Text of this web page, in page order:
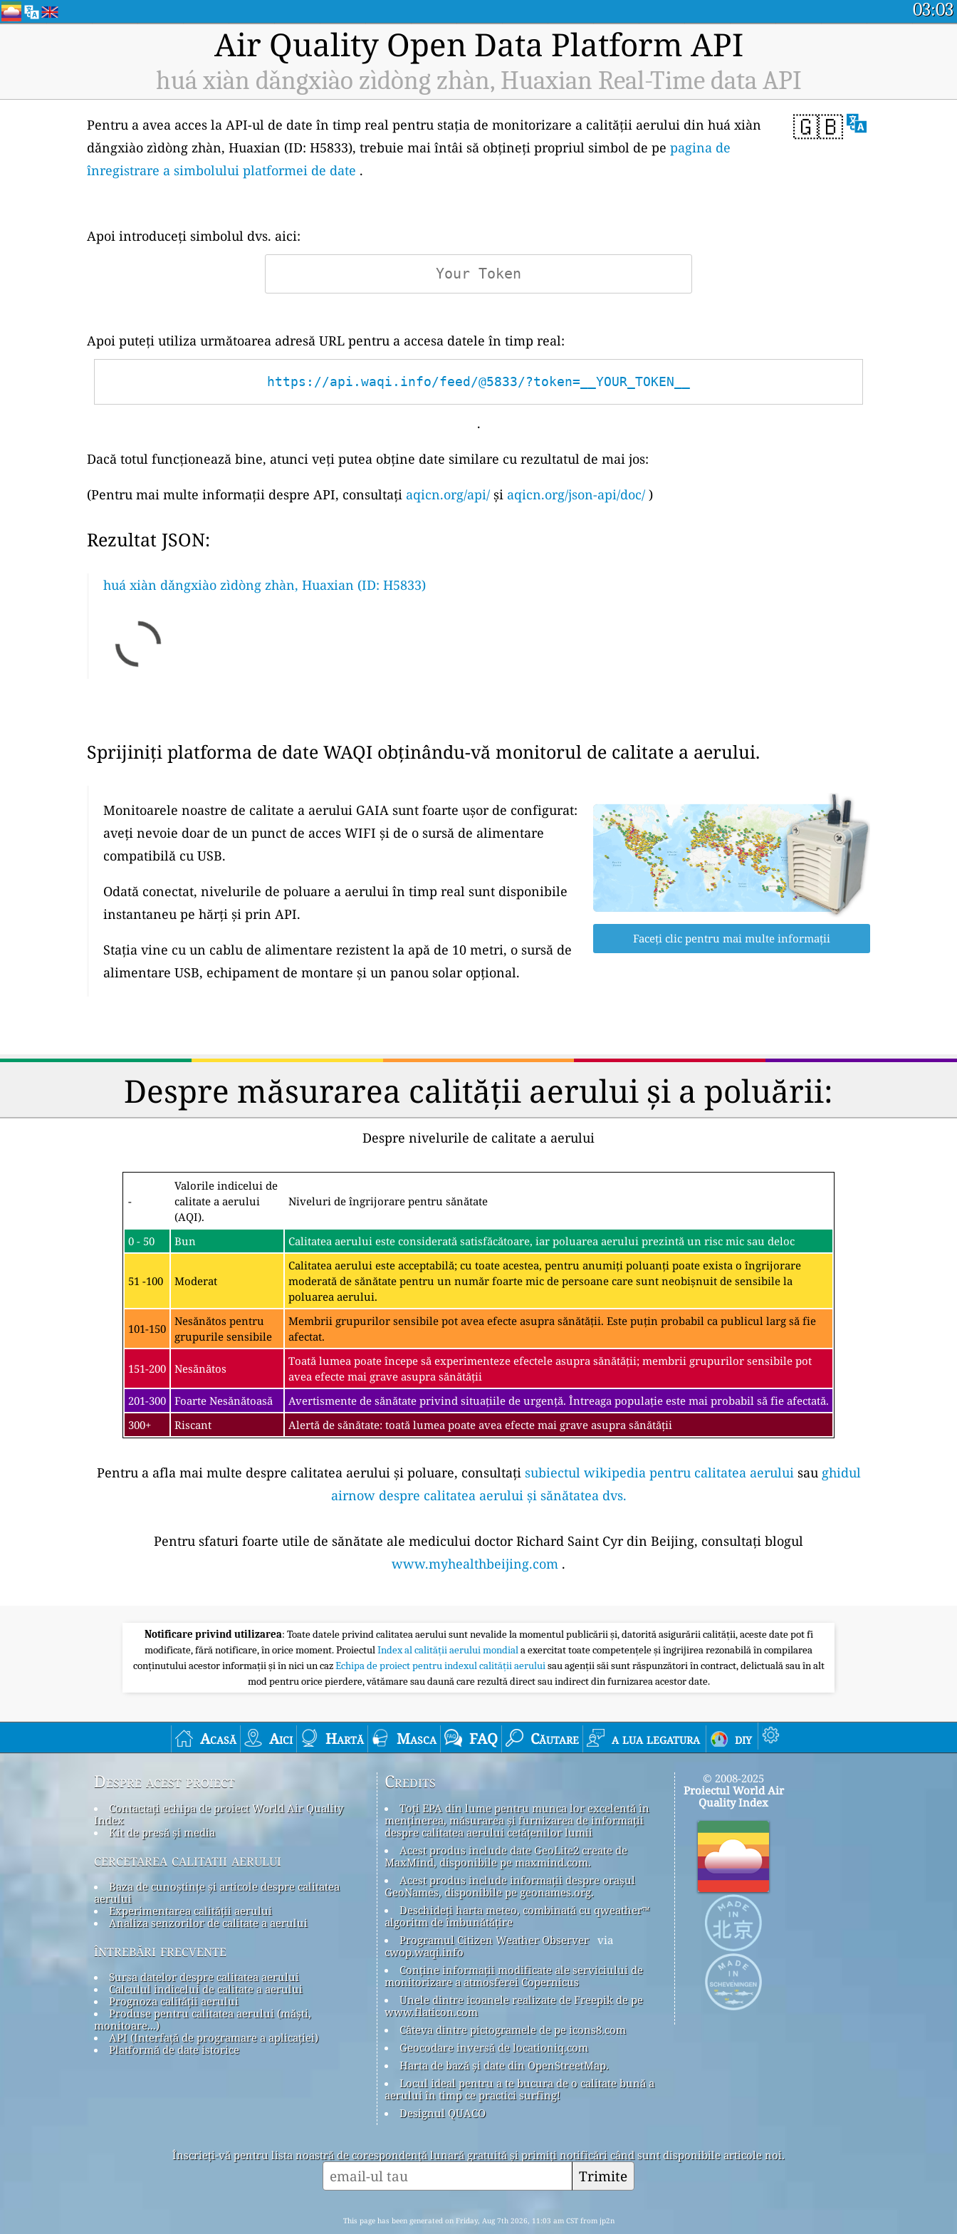
03:03
Air Quality Open Data Platform API
huá xiàn dǎngxiào zìdòng zhàn, Huaxian Real-Time data API
🇬🇧
Pentru a avea acces la API-ul de date în timp real pentru stația de monitorizare a calității aerului din huá xiàn
dǎngxiào zìdòng zhàn, Huaxian (ID: H5833), trebuie mai întâi să obțineți propriul simbol de pe pagina de
înregistrare a simbolului platformei de date .
Apoi introduceți simbolul dvs. aici:
Apoi puteți utiliza următoarea adresă URL pentru a accesa datele în timp real:
https://api.waqi.info/feed/@5833/?token=__YOUR_TOKEN__
.
Dacă totul funcționează bine, atunci veți putea obține date similare cu rezultatul de mai jos:
(Pentru mai multe informații despre API, consultați aqicn.org/api/ și aqicn.org/json-api/doc/ )
Rezultat JSON:
huá xiàn dǎngxiào zìdòng zhàn, Huaxian (ID: H5833)
Sprijiniți platforma de date WAQI obținându-vă monitorul de calitate a aerului.
Monitoarele noastre de calitate a aerului GAIA sunt foarte ușor de configurat:
aveți nevoie doar de un punct de acces WIFI și de o sursă de alimentare
compatibilă cu USB.
Odată conectat, nivelurile de poluare a aerului în timp real sunt disponibile
instantaneu pe hărți și prin API.
Stația vine cu un cablu de alimentare rezistent la apă de 10 metri, o sursă de
alimentare USB, echipament de montare și un panou solar opțional.
Faceți clic pentru mai multe informații
Despre măsurarea calității aerului și a poluării:
Despre nivelurile de calitate a aerului
-
Valorile indicelui de
calitate a aerului
(AQI).
Niveluri de îngrijorare pentru sănătate
0 - 50 Bun Calitatea aerului este considerată satisfăcătoare, iar poluarea aerului prezintă un risc mic sau deloc
51 -100 Moderat
Calitatea aerului este acceptabilă; cu toate acestea, pentru anumiți poluanți poate exista o îngrijorare
moderată de sănătate pentru un număr foarte mic de persoane care sunt neobișnuit de sensibile la
poluarea aerului.
101-150
Nesănătos pentru
grupurile sensibile
Membrii grupurilor sensibile pot avea efecte asupra sănătății. Este puțin probabil ca publicul larg să fie
afectat.
151-200 Nesănătos
Toată lumea poate începe să experimenteze efectele asupra sănătății; membrii grupurilor sensibile pot
avea efecte mai grave asupra sănătății
201-300 Foarte Nesănătoasă
Avertismente de sănătate privind situațiile de urgență. Întreaga populație este mai probabil să fie afectată.
300+
Riscant Alertă de sănătate: toată lumea poate avea efecte mai grave asupra sănătății
Pentru a afla mai multe despre calitatea aerului și poluare, consultați subiectul wikipedia pentru calitatea aeruluisau ghidul
airnow despre calitatea aerului și sănătatea dvs.
Pentru sfaturi foarte utile de sănătate ale medicului doctor Richard Saint Cyr din Beijing, consultați blogul
www.myhealthbeijing.com .
Notificare privind utilizarea: Toate datele privind calitatea aerului sunt nevalide la momentul publicării și, datorită asigurării calității, aceste date pot fi
modificate, fără notificare, în orice moment. ProiectulIndex al calității aerului mondiala exercitat toate competențele și îngrijirea rezonabilă în compilarea
conținutului acestor informații și în nici un cazEchipa de proiect pentru indexul calității aeruluisau agenții săi sunt răspunzători în contract, delictuală sau în alt
mod pentru orice pierdere, vătămare sau daună care rezultă direct sau indirect din furnizarea acestor date.
Acasă Aici Hartă Masca FAQ Căutare a lua legatura diy
Despre acest proiect
Contactați echipa de proiect World Air Quality
Index
Kit de presă și media
cercetarea calitatii aerului
Baza de cunoștințe și articole despre calitatea
aerului
Experimentarea calității aerului
Analiza senzorilor de calitate a aerului
întrebări frecvente
Sursa datelor despre calitatea aerului
Calculul indicelui de calitate a aerului
Prognoza calității aerului
Produse pentru calitatea aerului (măști,
monitoare...)
API (Interfață de programare a aplicației)
Platformă de date istorice
Credits
Toți EPA din lume pentru munca lor excelentă în
menținerea, măsurarea și furnizarea de informații
despre calitatea aerului cetățenilor lumii
Acest produs include date GeoLite2 create de
MaxMind, disponibile pe maxmind.com.
Acest produs include informații despre orașul
GeoNames, disponibile pe geonames.org.
Deschideți harta meteo, combinată cu qweather™
algoritm de îmbunătățire
Programul Citizen Weather Observer via
cwop.waqi.info
Conține informații modificate ale serviciului de
monitorizare a atmosferei Copernicus
Unele dintre icoanele realizate de Freepik de pe
www.flaticon.com
Câteva dintre pictogramele de pe icons8.com
Geocodare inversă de locationiq.com
Harta de bază și date din OpenStreetMap.
Locul ideal pentru a te bucura de o calitate bună a
aerului în timp ce practici surfing!
Designul QUACO
© 2008-2025
Proiectul World Air
Quality Index
Înscrieți-vă pentru lista noastră de corespondență lunară gratuită și primiți notificări când sunt disponibile articole noi.
Trimite
This page has been generated on Friday, Aug 7th 2026, 11:03 am CST from jp2n